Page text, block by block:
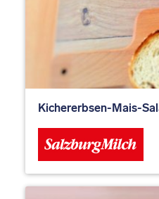
Kichererbsen-Mais-